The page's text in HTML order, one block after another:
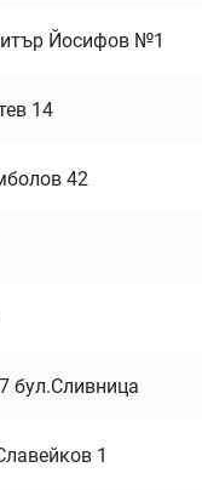
Йосифов №1
14
42
бул.Сливница
1